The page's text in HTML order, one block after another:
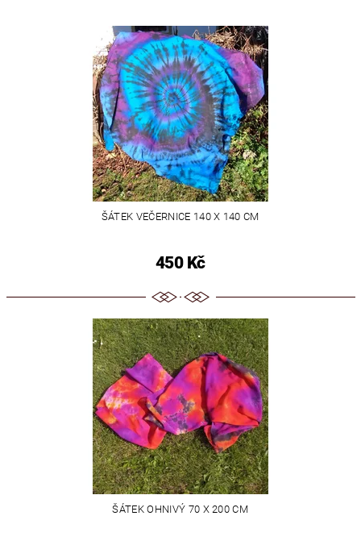
ŠÁTEK VEČERNICE 140 X 140 CM
450 Kč
ŠÁTEK OHNIVÝ 70 X 200 CM